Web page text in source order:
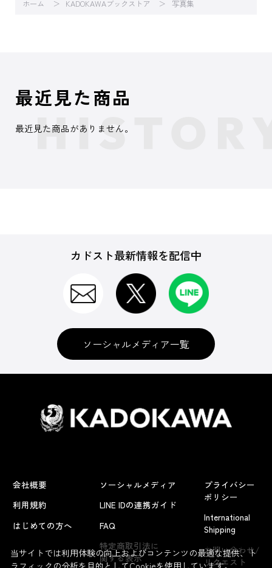
ホーム KADOKAWAブックストア 写真集
よくあるお問い合わせ
最近見た商品
最近見た商品がありません。
カドスト最新情報を配信中
ソーシャルメディア一覧
会社概要
利用規約
はじめての方へ
ソーシャルメディア
LINE IDの連携ガイド
FAQ
特定商取引法に
関する表示
プライバシー
ポリシー
International
Shipping
お問い合わせ/
リクエスト
当サイトでは利用体験の向上およびコンテンツの最適な提供、ト